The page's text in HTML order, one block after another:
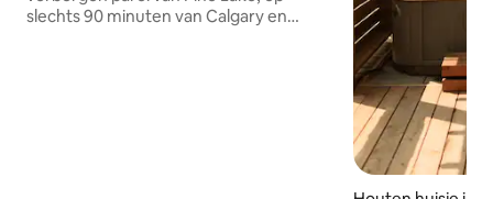
slechts 90 minuten van Calgary en